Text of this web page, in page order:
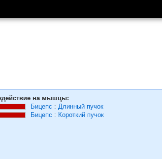
на мышцы:
Бицепс : Длинный пучок
Бицепс : Короткий пучок